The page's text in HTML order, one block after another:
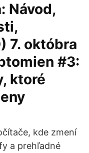
Návod,
7. októbra
#3:
ktoré
kde zmení
a prehľadné